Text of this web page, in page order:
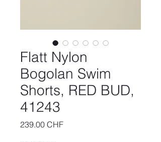
Flatt Nylon
Bogolan Swim
Shorts, RED BUD,
41243
239.00 CHFPrix